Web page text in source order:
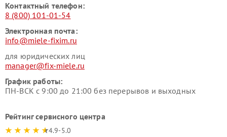
Контактный телефон:
8 (800) 101-01-54
Электронная почта:
info@miele-fixim.ru
для юридических лиц
manager@fix-miele.ru
График работы:
ПН-ВСК с 9:00 до 21:00 без перерывов и выходных
Рейтинг сервисного центра
4.9-5.0